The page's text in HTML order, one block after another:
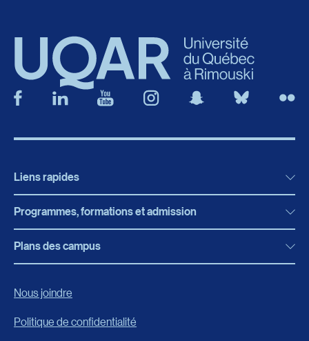
Liens rapides
Actualités
Bibliothèque
Boutique en ligne
Carrières
Programmes, formations et admission
Programmes, formations et admission
Plans des campus
Nous joindre
Politique de confidentialité